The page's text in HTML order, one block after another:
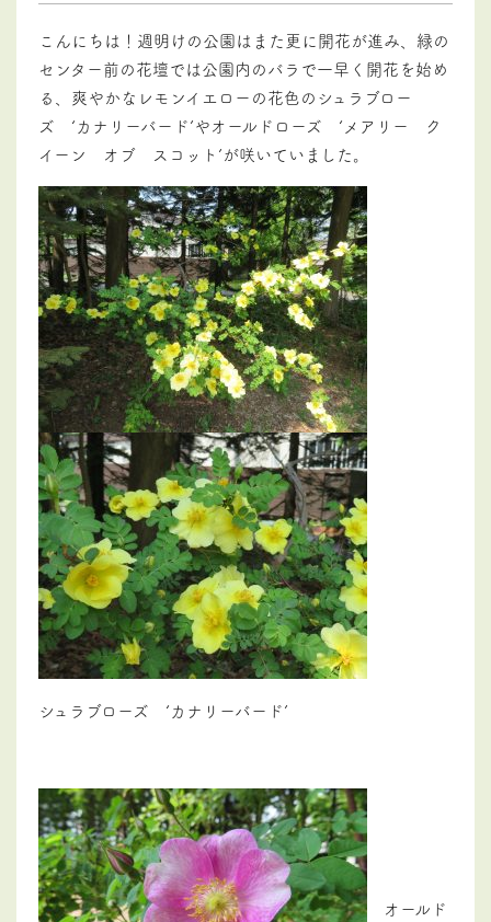
こんにちは！週明けの公園はまた更に開花が進み、緑の
センター前の花壇では公園内のバラで一早く開花を始め
る、爽やかなレモンイエローの花色のシュラブロー
ズ ‘カナリーバード’やオールドローズ ‘メアリー ク
イーン オブ スコット’が咲いていました。
シュラブローズ ‘カナリーバード’
オールド